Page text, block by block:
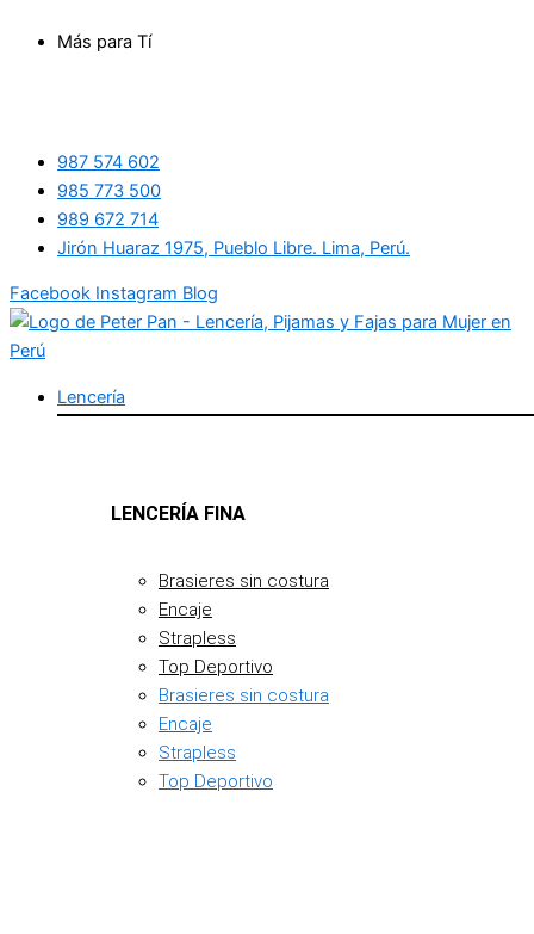
Más para Tí
987 574 602
985 773 500
989 672 714
Jirón Huaraz 1975, Pueblo Libre. Lima, Perú.
Facebook Instagram Blog
Lencería
LENCERÍA FINA
Brasieres sin costura
Encaje
Strapless
Top Deportivo
Brasieres sin costura
Encaje
Strapless
Top Deportivo